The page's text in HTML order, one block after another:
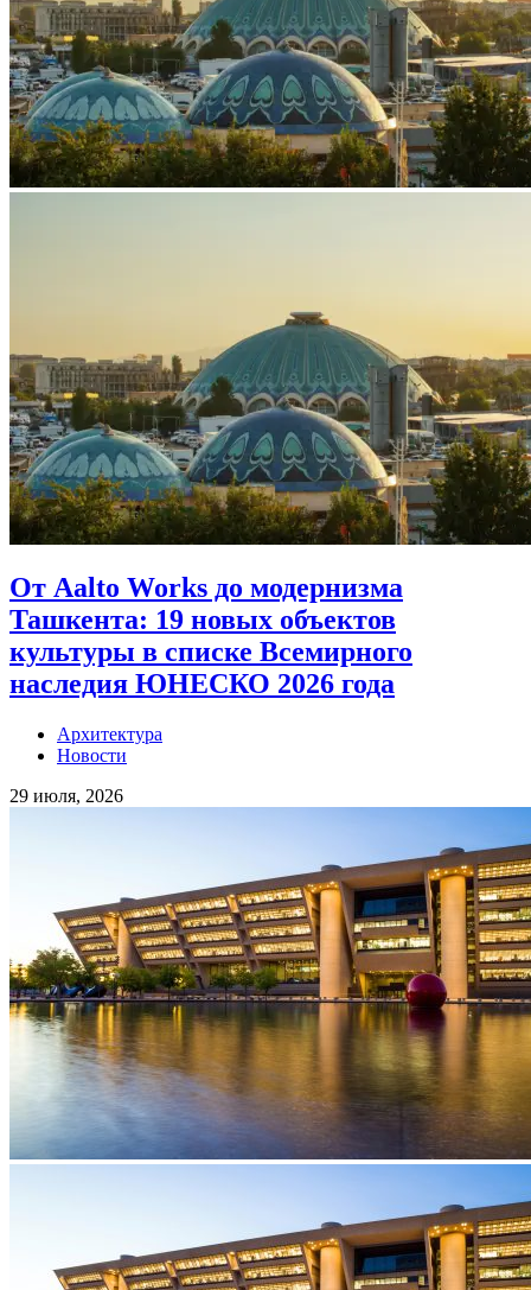
От Aalto Works до модернизма
Ташкента: 19 новых объектов
культуры в списке Всемирного
наследия ЮНЕСКО 2026 года
Архитектура
Новости
29 июля, 2026